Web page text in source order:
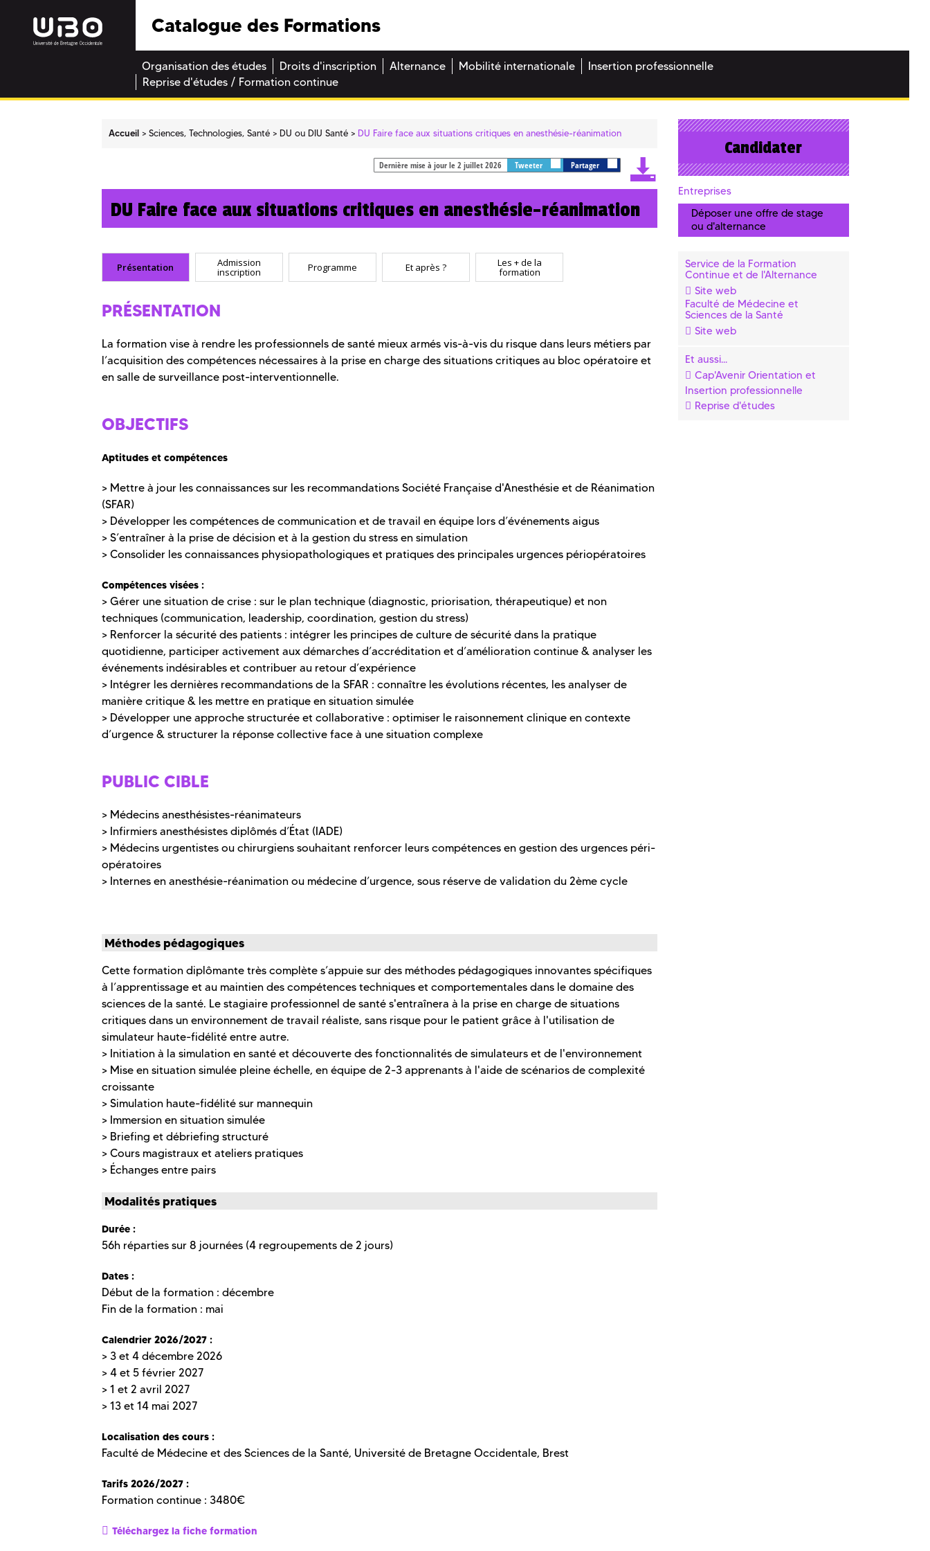
Catalogue des Formations
Organisation des études Droits d'inscription Alternance Mobilité internationale
Insertion professionnelle
Reprise d'études / Formation continue
Accueil Sciences, Technologies, Santé DU ou DIU Santé DU Faire face aux situations critiques en anesthésie-réanimation
Dernière mise à jour le 2 juillet 2026 Tweeter Partager
DU Faire face aux situations critiques en anesthésie-réanimation
Présentation Admission
inscription Programme Et après ? Les + de la
formation
PRÉSENTATION
La formation vise à rendre les professionnels de santé mieux armés vis-à-vis du risque dans leurs métiers par
l’acquisition des compétences nécessaires à la prise en charge des situations critiques au bloc opératoire et
en salle de surveillance post-interventionnelle.
OBJECTIFS
Aptitudes et compétences
> Mettre à jour les connaissances sur les recommandations Société Française d'Anesthésie et de Réanimation
(SFAR)
> Développer les compétences de communication et de travail en équipe lors d’événements aigus
> S’entraîner à la prise de décision et à la gestion du stress en simulation
> Consolider les connaissances physiopathologiques et pratiques des principales urgences périopératoires
Compétences visées :
> Gérer une situation de crise : sur le plan technique (diagnostic, priorisation, thérapeutique) et non
techniques (communication, leadership, coordination, gestion du stress)
> Renforcer la sécurité des patients : intégrer les principes de culture de sécurité dans la pratique
quotidienne, participer activement aux démarches d’accréditation et d’amélioration continue & analyser les
événements indésirables et contribuer au retour d’expérience
> Intégrer les dernières recommandations de la SFAR : connaître les évolutions récentes, les analyser de
manière critique & les mettre en pratique en situation simulée
> Développer une approche structurée et collaborative : optimiser le raisonnement clinique en contexte
d’urgence & structurer la réponse collective face à une situation complexe
PUBLIC CIBLE
> Médecins anesthésistes-réanimateurs
> Infirmiers anesthésistes diplômés d’État (IADE)
> Médecins urgentistes ou chirurgiens souhaitant renforcer leurs compétences en gestion des urgences péri-
opératoires
> Internes en anesthésie-réanimation ou médecine d’urgence, sous réserve de validation du 2ème cycle
Méthodes pédagogiques
Cette formation diplômante très complète s’appuie sur des méthodes pédagogiques innovantes spécifiques
à l’apprentissage et au maintien des compétences techniques et comportementales dans le domaine des
sciences de la santé. Le stagiaire professionnel de santé s'entraînera à la prise en charge de situations
critiques dans un environnement de travail réaliste, sans risque pour le patient grâce à l'utilisation de
simulateur haute-fidélité entre autre.
> Initiation à la simulation en santé et découverte des fonctionnalités de simulateurs et de l'environnement
> Mise en situation simulée pleine échelle, en équipe de 2-3 apprenants à l'aide de scénarios de complexité
croissante
> Simulation haute-fidélité sur mannequin
> Immersion en situation simulée
> Briefing et débriefing structuré
> Cours magistraux et ateliers pratiques
> Échanges entre pairs
Modalités pratiques
Durée :
56h réparties sur 8 journées (4 regroupements de 2 jours)
Dates :
Début de la formation : décembre
Fin de la formation : mai
Calendrier 2026/2027 :
> 3 et 4 décembre 2026
> 4 et 5 février 2027
> 1 et 2 avril 2027
> 13 et 14 mai 2027
Localisation des cours :
Faculté de Médecine et des Sciences de la Santé, Université de Bretagne Occidentale, Brest
Tarifs 2026/2027 :
Formation continue : 3480€
Téléchargez la fiche formation
Candidater
Entreprises
Déposer une offre de stage
ou d'alternance
Service de la Formation
Continue et de l'Alternance
Site web
Faculté de Médecine et
Sciences de la Santé
Site web
Et aussi...
Cap'Avenir Orientation et
Insertion professionnelle
Reprise d'études